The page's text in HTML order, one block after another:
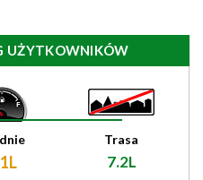
UŻYTKOWNIKÓW
Trasa
7.2L